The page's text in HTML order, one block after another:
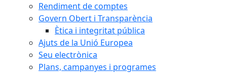
Rendiment de comptes
Govern Obert i Transparència
Ètica i integritat pública
Ajuts de la Unió Europea
Seu electrònica
Plans, campanyes i programes